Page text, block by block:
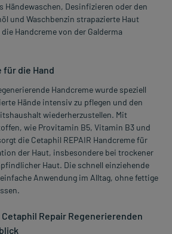
Händewaschen, Desinfizieren oder den
und Waschbenzin strapazierte Haut
Handcreme von der Galderma
die Hand
Handcreme wurde speziell
Hände intensiv zu pflegen und den
wiederherzustellen. Mit
wie Provitamin B5, Vitamin B3 und
die Cetaphil REPAIR Handcreme für
der Haut, insbesondere bei trockener
Haut. Die schnell einziehende
Anwendung im Alltag, ohne fettige
Repair Regenerierenden